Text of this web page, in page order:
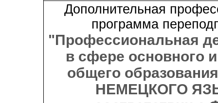
Дополнительная
программа
"Профессиональная
в сфере основного
общего
НЕМЕЦКОГО